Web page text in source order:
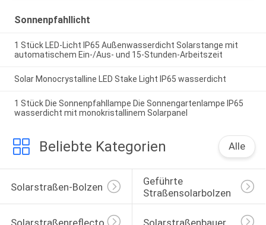
Sonnenpfahllicht
1 Stück LED-Licht IP65 Außenwasserdicht Solarstange mit
automatischem Ein-/Aus- und 15-Stunden-Arbeitszeit
Solar Monocrystalline LED Stake Light IP65 wasserdicht
1 Stück Die Sonnenpfahllampe Die Sonnengartenlampe IP65
wasserdicht mit monokristallinem Solarpanel
Beliebte Kategorien Alle
Solarstraßen-Bolzen
Geführte
Straßensolarbolzen
Solarstraßenreflectoren Solarstraßenbauer